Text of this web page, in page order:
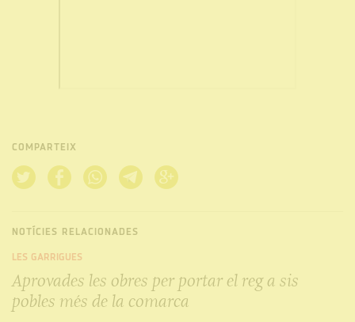
COMPARTEIX
NOTÍCIES RELACIONADES
LES GARRIGUES
Aprovades les obres per portar el reg a sis
pobles més de la comarca